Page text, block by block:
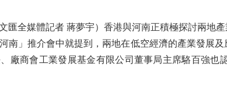
全媒體記者 蔣夢宇）香港與河南正積極探討兩地產
南」推介會中就提到，兩地在低空經濟的產業發展
廠商會工業發展基金有限公司董事局主席駱百強